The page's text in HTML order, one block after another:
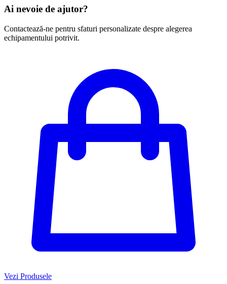
Ai nevoie de ajutor?
Contactează-ne pentru sfaturi personalizate despre alegerea
echipamentului potrivit.
Vezi Produsele